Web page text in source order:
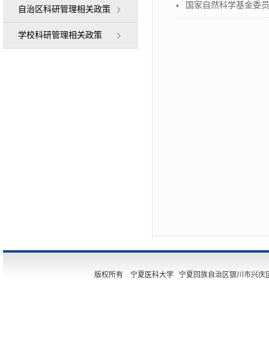
自治区科研管理相关政策
学校科研管理相关政策
国家自然科学基金委
版权所有 宁夏医科大学 宁夏回族自治区银川市兴庆